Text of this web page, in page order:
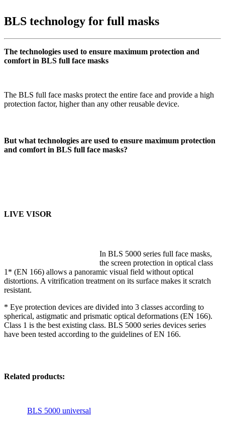
(Twitter)
BLS technology for full masks
The technologies used to ensure maximum protection and
comfort in BLS full face masks
The BLS full face masks protect the entire face and provide a high
protection factor, higher than any other reusable device.
But what technologies are used to ensure maximum protection
and comfort in BLS full face masks?
LIVE VISOR
In BLS 5000 series full face masks,
the screen protection in optical class
1* (EN 166) allows a panoramic visual field without optical
distortions. A vitrification treatment on its surface makes it scratch
resistant.
* Eye protection devices are divided into 3 classes according to
spherical, astigmatic and prismatic optical deformations (EN 166).
Class 1 is the best existing class. BLS 5000 series devices series
have been tested according to the guidelines of EN 166.
Related products:
BLS 5000 universal